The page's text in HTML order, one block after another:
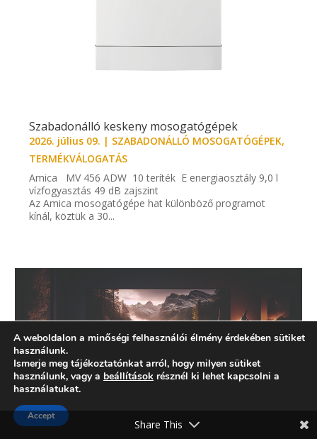
Szabadonálló keskeny mosogatógépek
2026. július 09. | SZABADONÁLLÓ MOSOGATÓGÉPEK,
TERMÉKVÁLOGATÁS
Amica MV 456 ADW 10 teríték E energiaosztály 9,0 l
vízfogyasztás 49 dB zajszint
Az Amica mosogatógépe hat különböző programot
kínál, köztük a 30...
A weboldalon a minőségi felhasználói élmény érdekében sütiket
használunk.
Ismerje meg tájékoztatónkat arról, hogy milyen sütiket
használunk, vagy a beállítások résznél ki lehet kapcsolni a
használatukat.
Accept
Share This